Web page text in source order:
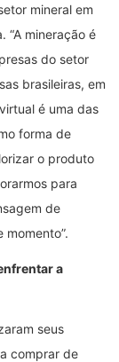
mineral em
“A mineração é
do setor
brasileiras, em
é uma das
forma de
o produto
para
de
a
seus
comprar de